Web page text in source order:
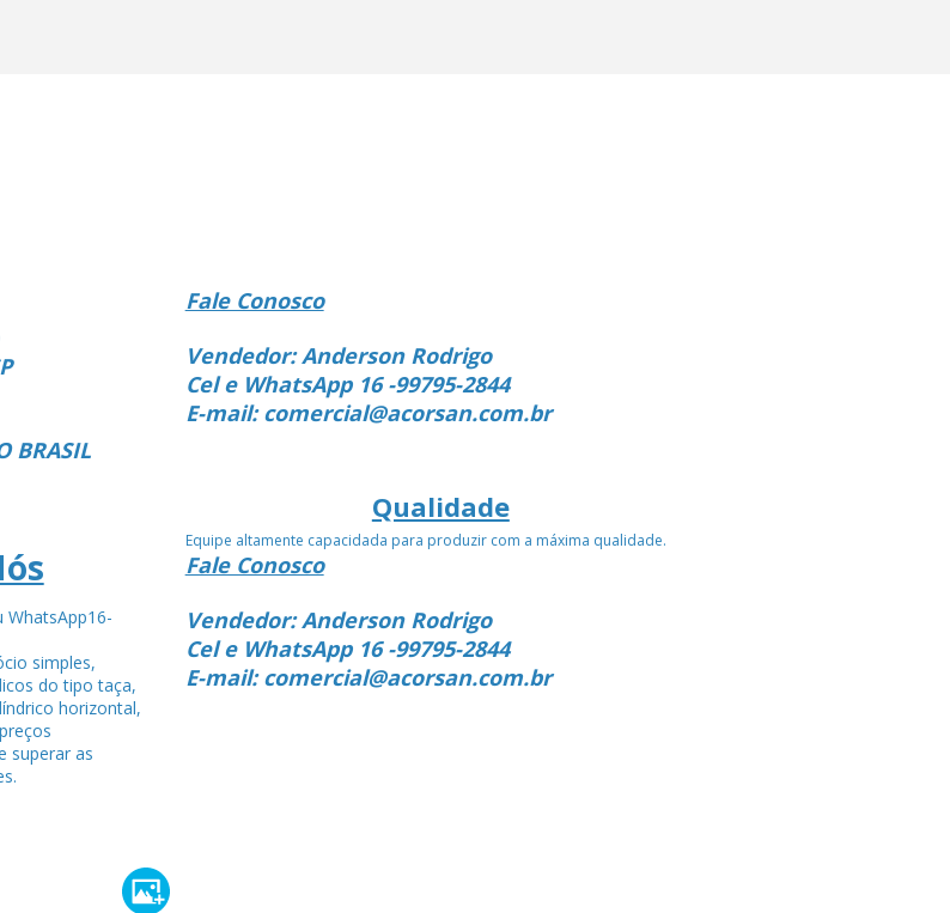
BRASIL
WhatsApp16-
simples,
do tipo taça,
horizontal,
superar as
Fale Conosco
Vendedor: Anderson Rodrigo
Cel e WhatsApp 16 -99795-2844
E-mail: comercial@acorsan.com.br
Qualidade
Equipe altamente capacidada para produzir com a máxima qualidade.
Fale Conosco
Vendedor: Anderson Rodrigo
Cel e WhatsApp 16 -99795-2844
E-mail: comercial@acorsan.com.br